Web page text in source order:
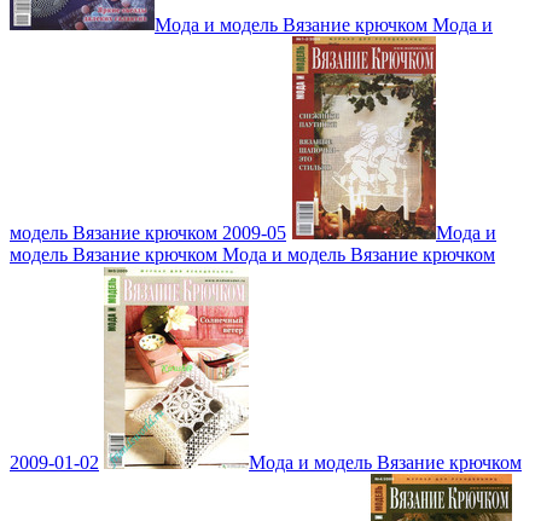
Мода и модель Вязание крючком Мода и
модель Вязание крючком 2009-05
Мода и
модель Вязание крючком Мода и модель Вязание крючком
2009-01-02 Мода и модель Вязание крючком